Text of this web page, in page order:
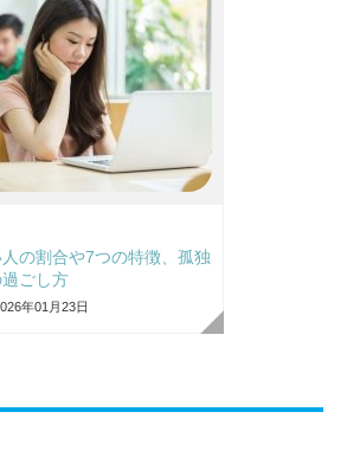
の割合や7つの特徴、孤独
ごし方
年01月23日